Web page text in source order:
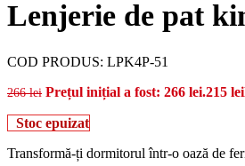
Lenjerie de pat
COD PRODUS: LPK4P-51
266lei Prețul inițial a fost: 266 lei.215 lei
Stoc epuizat
Transformă-ți dormitorul într-o oază de